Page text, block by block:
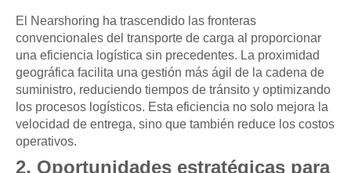
El Nearshoring ha trascendido las fronteras
convencionales del transporte de carga al proporcionar
una eficiencia logística sin precedentes. La proximidad
geográfica facilita una gestión más ágil de la cadena de
suministro, reduciendo tiempos de tránsito y optimizando
los procesos logísticos. Esta eficiencia no solo mejora la
velocidad de entrega, sino que también reduce los costos
operativos.
2. Oportunidades estratégicas para